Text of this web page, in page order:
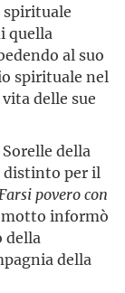
spirituale
quella
al suo
spirituale nel
delle sue
della
distinto per il
Farsi povero con
informò
della
della